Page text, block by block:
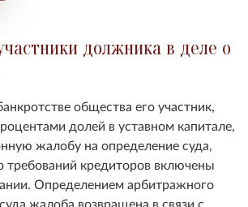
должника в деле о
общества его участник,
долей в уставном капитале,
жалобу на определение суда,
требований кредиторов включены
Определением арбитражного
жалоба возвращена в связи с